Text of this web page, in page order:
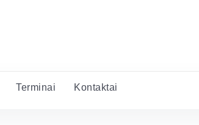
Terminai Kontaktai